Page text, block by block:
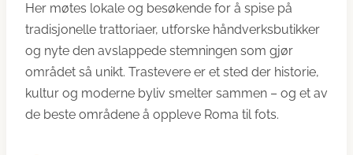
Her møtes lokale og besøkende for å spise på
tradisjonelle trattoriaer, utforske håndverksbutikker
og nyte den avslappede stemningen som gjør
området så unikt. Trastevere er et sted der historie,
kultur og moderne byliv smelter sammen – og et av
de beste områdene å oppleve Roma til fots.